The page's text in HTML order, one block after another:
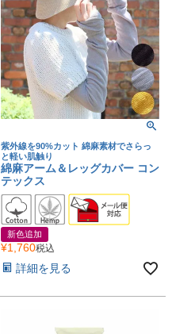
紫外線を90%カット 綿麻素材でさらっ
と軽い肌触り
綿麻アーム＆レッグカバー コン
テックス
新色追加
¥1,760税込
詳細を見る